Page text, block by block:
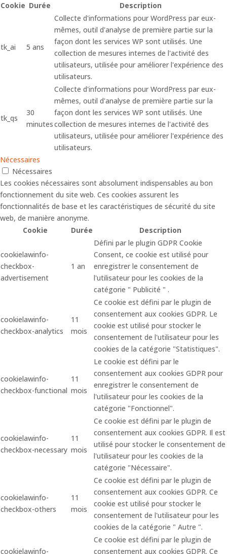
Cookie Durée Description
tk_ai 5 ans
Collecte d'informations pour WordPress par eux-
mêmes, outil d'analyse de première partie sur la
façon dont les services WP sont utilisés. Une
collection de mesures internes de l'activité des
utilisateurs, utilisée pour améliorer l'expérience des
utilisateurs.
tk_qs
30
minutes
Collecte d'informations pour WordPress par eux-
mêmes, outil d'analyse de première partie sur la
façon dont les services WP sont utilisés. Une
collection de mesures internes de l'activité des
utilisateurs, utilisée pour améliorer l'expérience des
utilisateurs.
Nécessaires
Nécessaires
Les cookies nécessaires sont absolument indispensables au bon
fonctionnement du site web. Ces cookies assurent les
fonctionnalités de base et les caractéristiques de sécurité du site
web, de manière anonyme.
Cookie
Durée Description
cookielawinfo-
checkbox-
advertisement
1 an
Défini par le plugin GDPR Cookie
Consent, ce cookie est utilisé pour
enregistrer le consentement de
l'utilisateur pour les cookies de la
catégorie " Publicité " .
cookielawinfo-
checkbox-analytics
11
mois
Ce cookie est défini par le plugin de
consentement aux cookies GDPR. Le
cookie est utilisé pour stocker le
consentement de l'utilisateur pour les
cookies de la catégorie "Statistiques".
cookielawinfo-
checkbox-functional
11
mois
Le cookie est défini par le
consentement aux cookies GDPR pour
enregistrer le consentement de
l'utilisateur pour les cookies de la
catégorie "Fonctionnel".
cookielawinfo-
checkbox-necessary
11
mois
Ce cookie est défini par le plugin de
consentement aux cookies GDPR. Il est
utilisé pour stocker le consentement de
l'utilisateur pour les cookies de la
catégorie "Nécessaire".
cookielawinfo-
checkbox-others
11
mois
Ce cookie est défini par le plugin de
consentement aux cookies GDPR. Ce
cookie est utilisé pour stocker le
consentement de l'utilisateur pour les
cookies de la catégorie " Autre ".
cookielawinfo-
Ce cookie est défini par le plugin de
consentement aux cookies GDPR. Ce